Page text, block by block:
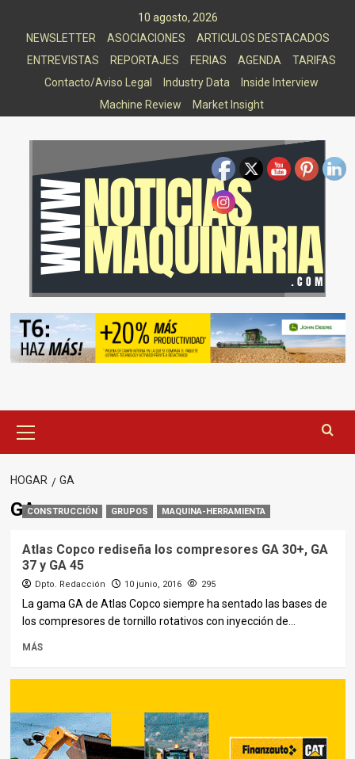
10 agosto, 2026
NEWSLETTER
ASOCIACIONES
ARTICULOS DESTACADOS
ENTREVISTAS
REPORTAJES FERIAS AGENDA
TARIFAS
Contacto/Aviso Legal
Industry Data
Inside Interview
Machine Review
Market Insight
principal
HOGAR GA
GACONSTRUCCIÓN GRUPOS MAQUINA-HERRAMIENTA
Atlas Copco rediseña los compresores GA 30+, GA
37 y GA 45
Dpto. Redacción 10 junio, 2016 295
La gama GA de Atlas Copco siempre ha sentado las bases de
los compresores de tornillo rotativos con inyección de...
MÁS